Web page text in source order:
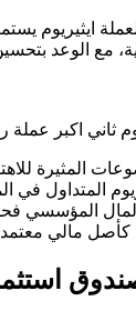
ايثيريوم
مع الوعد
ثاني اكبر
المثيرة
المتداول في
المؤسسي
كأصل مالي
صندوق